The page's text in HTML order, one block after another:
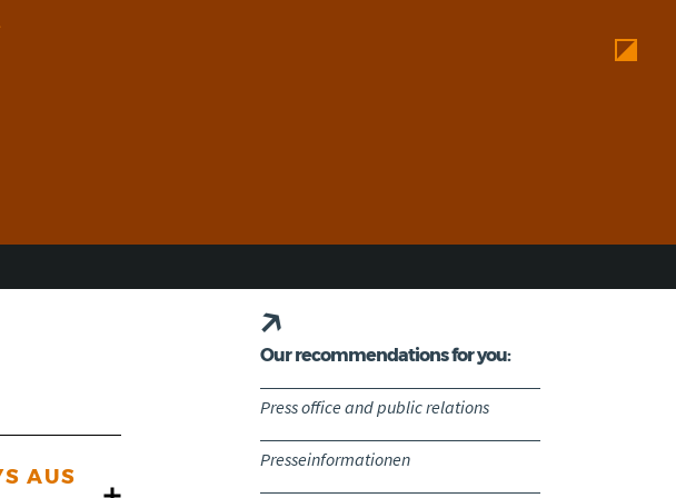
AUS
Our recommendations for you:
Press office and public relations
Presseinformationen